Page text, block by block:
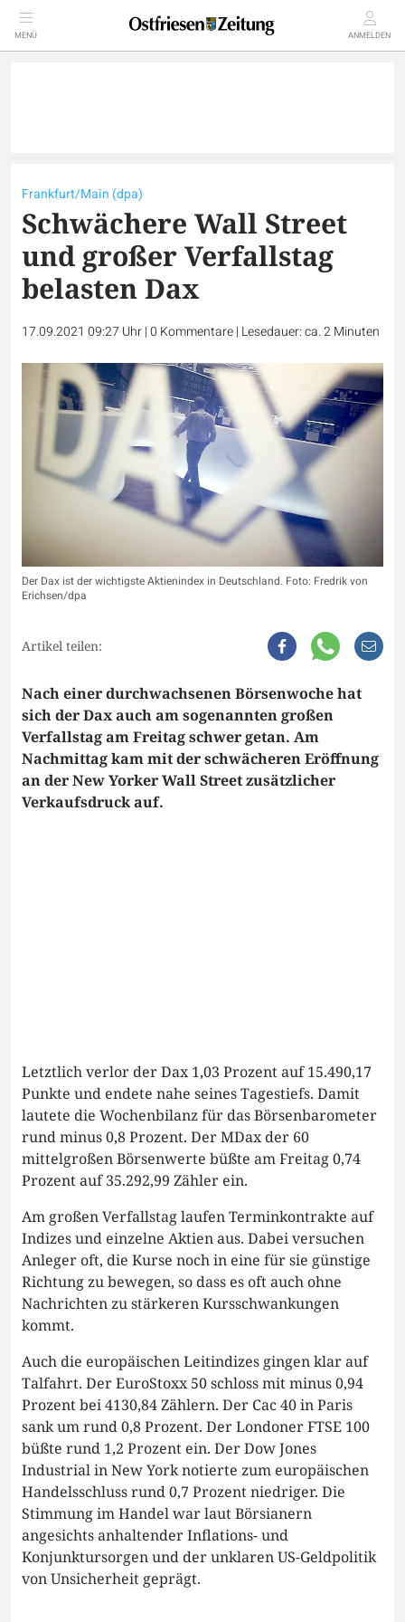
MENÜ ANMELDEN
Frankfurt/Main (dpa)
Schwächere Wall Street
und großer Verfallstag
belasten Dax
17.09.2021 09:27 Uhr|0 Kommentare| Lesedauer: ca. 2 Minuten
Der Dax ist der wichtigste Aktienindex in Deutschland. Foto: Fredrik von
Erichsen/dpa
Artikel teilen:
Nach einer durchwachsenen Börsenwoche hat
sich der Dax auch am sogenannten großen
Verfallstag am Freitag schwer getan. Am
Nachmittag kam mit der schwächeren Eröffnung
an der New Yorker Wall Street zusätzlicher
Verkaufsdruck auf.
Letztlich verlor der Dax 1,03 Prozent auf 15.490,17
Punkte und endete nahe seines Tagestiefs. Damit
lautete die Wochenbilanz für das Börsenbarometer
rund minus 0,8 Prozent. Der MDax der 60
mittelgroßen Börsenwerte büßte am Freitag 0,74
Prozent auf 35.292,99 Zähler ein.
Am großen Verfallstag laufen Terminkontrakte auf
Indizes und einzelne Aktien aus. Dabei versuchen
Anleger oft, die Kurse noch in eine für sie günstige
Richtung zu bewegen, so dass es oft auch ohne
Nachrichten zu stärkeren Kursschwankungen
kommt.
Auch die europäischen Leitindizes gingen klar auf
Talfahrt. Der EuroStoxx 50 schloss mit minus 0,94
Prozent bei 4130,84 Zählern. Der Cac 40 in Paris
sank um rund 0,8 Prozent. Der Londoner FTSE 100
büßte rund 1,2 Prozent ein. Der Dow Jones
Industrial in New York notierte zum europäischen
Handelsschluss rund 0,7 Prozent niedriger. Die
Stimmung im Handel war laut Börsianern
angesichts anhaltender Inflations- und
Konjunktursorgen und der unklaren US-Geldpolitik
von Unsicherheit geprägt.